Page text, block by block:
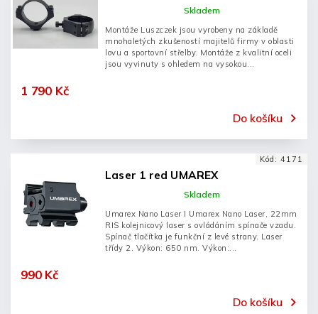
Skladem
1 790 Kč
Do košíku
Montáže Luszczek jsou vyrobeny na základě
mnohaletých zkušeností majitelů firmy v oblasti
lovu a sportovní střelby. Montáže z kvalitní oceli
jsou vyvinuty s ohledem na vysokou...
Laser 1 red UMAREX
Skladem
990 Kč
Do košíku
Umarex Nano Laser I Umarex Nano Laser, 22mm
RIS kolejnicový laser s ovládáním spínače vzadu.
Spínač tlačítka je funkční z levé strany. Laser
třídy 2. Výkon: 650 nm. Výkon:...
Kód: 4171